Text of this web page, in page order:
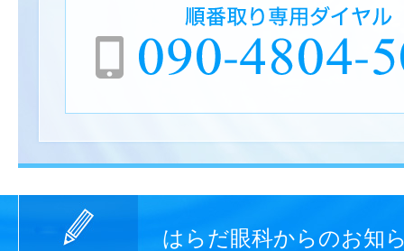
はらだ眼科からのお知